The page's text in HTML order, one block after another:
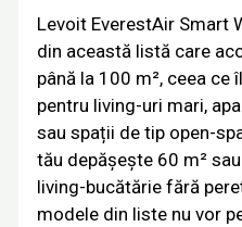
Levoit EverestAir Smart
din această listă care
până la 100 m², ceea
pentru living-uri mari,
sau spații de tip open-
tău depășește 60 m²
living-bucătărie fără
modele din liste nu vor